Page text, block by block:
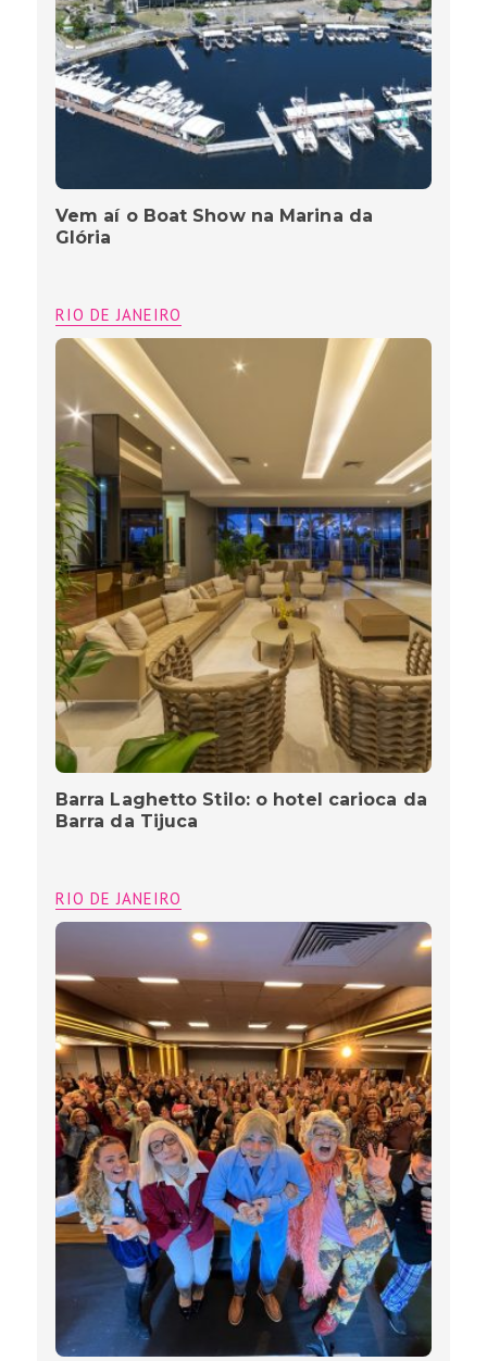
Vem aí o Boat Show na Marina da
Glória
RIO DE JANEIRO
Barra Laghetto Stilo: o hotel carioca da
Barra da Tijuca
RIO DE JANEIRO